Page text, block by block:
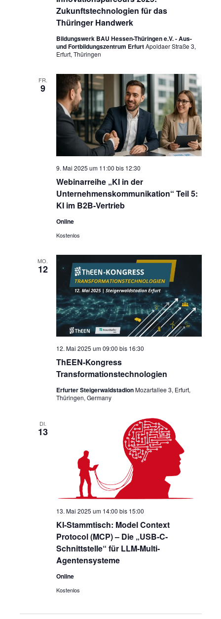
Zukunftstechnologien für das
Thüringer Handwerk
Bildungswerk BAU Hessen-Thüringen e.V. - Aus-
und Fortbildungszentrum ErfurtApoldaer Straße 3,
Erfurt, Thüringen
FR.
9
Webinarreihe „KI in der
Unternehmenskommunikation“ Teil 5:
KI im B2B-Vertrieb
9. Mai 2025 um 11:00 bis 12:30
Online
Kostenlos
MO.
12
ThEEN-Kongress
Transformationstechnologien
12. Mai 2025 um 09:00 bis 16:30
Erfurter SteigerwaldstadionMozartallee 3, Erfurt,
Thüringen, Germany
DI.
13
KI-Stammtisch: Model Context
Protocol (MCP) – Die „USB-C-
Schnittstelle“ für LLM-Multi-
Agentensysteme
13. Mai 2025 um 14:00 bis 15:00
Online
Kostenlos